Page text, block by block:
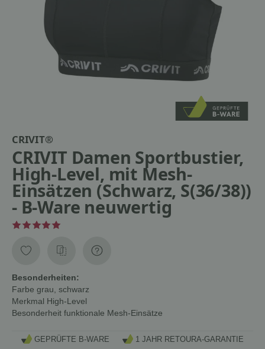
CRIVIT®
CRIVIT Damen Sportbustier,
High-Level, mit Mesh-
Einsätzen (Schwarz, S(36/38))
- B-Ware neuwertig
Besonderheiten:
Farbe grau, schwarz
Merkmal High-Level
Besonderheit funktionale Mesh-Einsätze
GEPRÜFTE B-WARE
1 JAHR RETOURA-GARANTIE